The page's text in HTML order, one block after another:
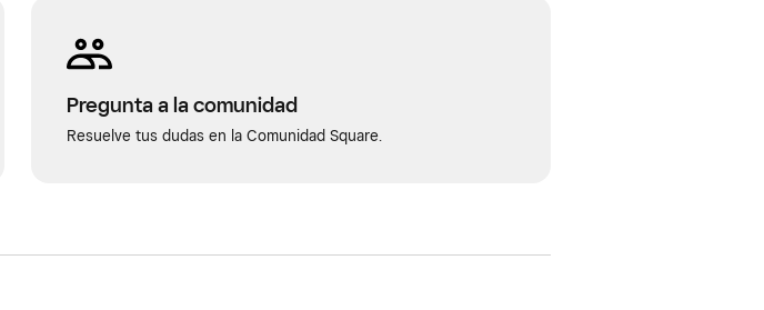
Pregunta a la comunidad
Resuelve tus dudas en la Comunidad Square.